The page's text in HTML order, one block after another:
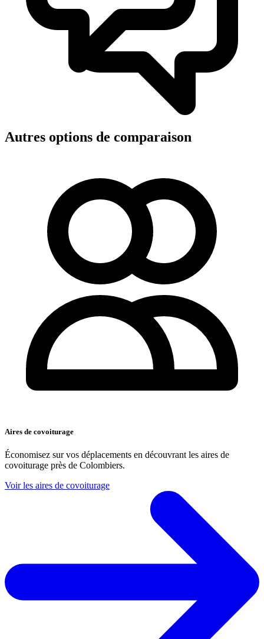
Autres options de comparaison
Aires de covoiturage
Économisez sur vos déplacements en découvrant les aires de
covoiturage près de Colombiers.
Voir les aires de covoiturage